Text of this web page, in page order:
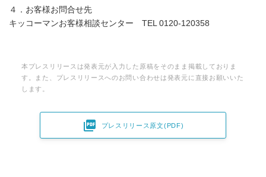
４．お客様お問合せ先
キッコーマンお客様相談センター TEL 0120-120358
本プレスリリースは発表元が入力した原稿をそのまま掲載しておりま
す。また、プレスリリースへのお問い合わせは発表元に直接お願いいた
します。
 プレスリリース原文(PDF)